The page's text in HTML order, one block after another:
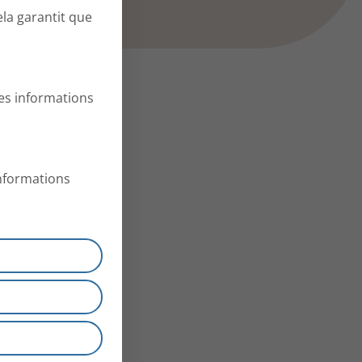
garantit que
informations